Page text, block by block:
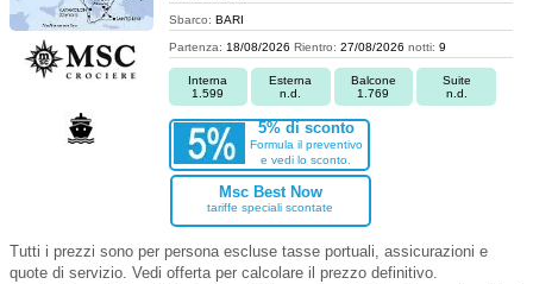
Sbarco: BARI
Partenza: 18/08/2026 Rientro: 27/08/2026 notti: 9
Interna
1.599
Esterna
n.d.
Balcone
1.769
Suite
n.d.
5% di sconto
Formula il preventivo
e vedi lo sconto.
Msc Best Now
tariffe speciali scontate
Tutti i prezzi sono per persona escluse tasse portuali, assicurazioni e
quote di servizio. Vedi offerta per calcolare il prezzo definitivo.